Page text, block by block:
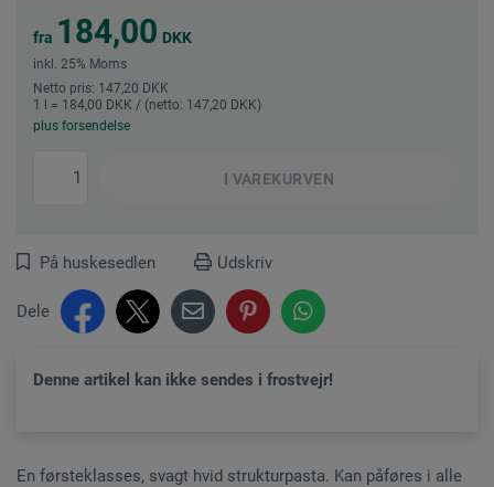
fra 184,00 DKK
inkl. 25% Moms
Netto pris: 147,20 DKK
1 l = 184,00 DKK / (netto: 147,20 DKK)
plus forsendelse
I VAREKURVEN
På huskesedlen Udskriv
Dele
Denne artikel kan ikke sendes i frostvejr!
En førsteklasses, svagt hvid strukturpasta. Kan påføres i alle